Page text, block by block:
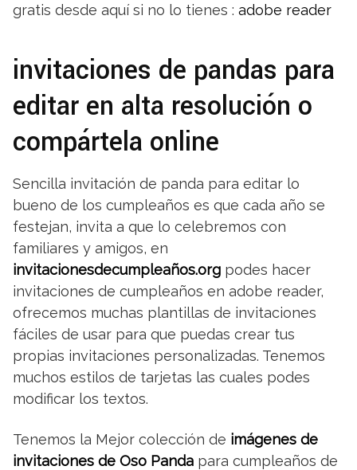
gratis desde aquí si no lo tienes : adobe reader
invitaciones de pandas para
editar en alta resolución o
compártela online
Sencilla invitación de panda para editar lo
bueno de los cumpleaños es que cada año se
festejan, invita a que lo celebremos con
familiares y amigos, en
invitacionesdecumpleaños.org podes hacer
invitaciones de cumpleaños en adobe reader,
ofrecemos muchas plantillas de invitaciones
fáciles de usar para que puedas crear tus
propias invitaciones personalizadas. Tenemos
muchos estilos de tarjetas las cuales podes
modificar los textos.
Tenemos la Mejor colección de imágenes de
invitaciones de Oso Panda para cumpleaños de